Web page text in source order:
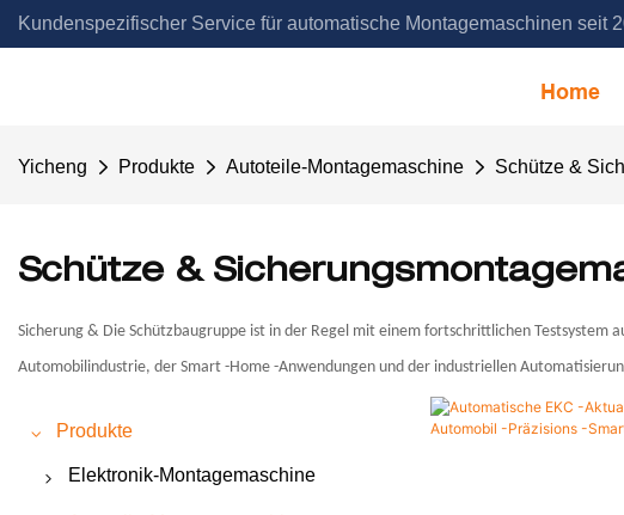
Kundenspezifischer Service für automatische Montagemaschinen seit
Home
Yicheng Produkte Autoteile-Montagemaschine Schütze &
Schütze &
Sicherung & Die Schützbaugruppe ist in der Regel mit einem fortschrittlichen
Automobilindustrie, der Smart -Home -Anwendungen und der industriellen
Produkte
Elektronik-Montagemaschine